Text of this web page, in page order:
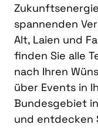
spannenden
Alt, Laien und
finden Sie alle
nach Ihren
über Events in
Bundesgebiet
und entdecken